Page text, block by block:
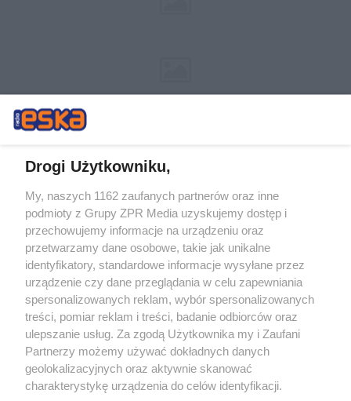
Żaden utwór zamieszczony w serwisie nie może być powielany i
rozpowszechniany lub dalej rozpowszechniany w jakikolwiek sposób (w
tym także elektroniczny lub mechaniczny) na jakimkolwiek polu
eksploatacji w jakiejkolwiek formie, włącznie z umieszczaniem w
Internecie bez pisemnej zgody właściciela praw. Jakiekolwiek użycie lub
wykorzystanie utworów w całości lub w części z naruszeniem prawa,
tzn. bez właściwej zgody, jest zabronione pod groźbą kary i może być
ścigane prawnie.
Drogi Użytkowniku,
My, naszych 1162 zaufanych partnerów oraz inne
podmioty z Grupy ZPR Media uzyskujemy dostęp i
przechowujemy informacje na urządzeniu oraz
przetwarzamy dane osobowe, takie jak unikalne
identyfikatory, standardowe informacje wysyłane przez
urządzenie czy dane przeglądania w celu zapewniania
spersonalizowanych reklam, wybór spersonalizowanych
treści, pomiar reklam i treści, badanie odbiorców oraz
ulepszanie usług. Za zgodą Użytkownika my i Zaufani
Partnerzy możemy używać dokładnych danych
geolokalizacyjnych oraz aktywnie skanować
charakterystykę urządzenia do celów identyfikacji.